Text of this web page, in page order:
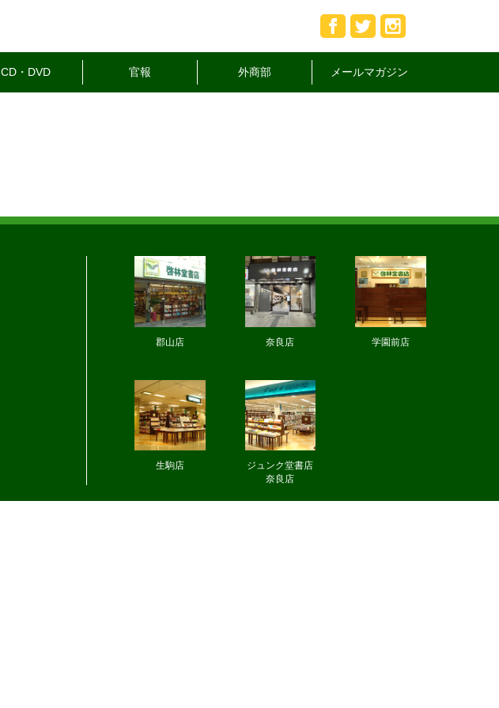
CD・DVD 官報 外商部 メールマガジン
郡山店 奈良店 学園前店
生駒店
ジュンク堂書店
奈良店